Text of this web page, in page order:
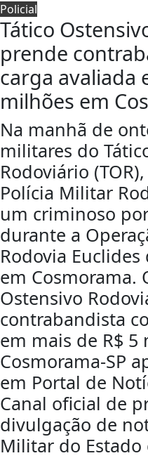
Policial
Tático
prende
carga avaliada
milhões em
Na manhã de
militares do
Rodoviário
Polícia Militar
um criminoso
durante a
Rodovia Euclides
em Cosmorama.
Ostensivo
contrabandista
em mais de R$ 5
Cosmorama-SP
em Portal de
Canal oficial de
divulgação de
Militar do Estado